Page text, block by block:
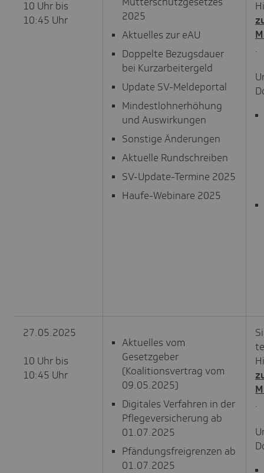
10 Uhr bis
10:45 Uhr
2025
Aktuelles zur eAU
Doppelte Bezugsdauer
bei Kurzarbeitergeld
Update SV-Meldeportal
Mindestlohnerhöhung
und Auswirkungen
Sonstige Änderungen
Aktuelle Rundschreiben
SV-Update-Termine 2025
Haufe-Webinare 2025
.
27.05.2025
10 Uhr bis
10:45 Uhr
Aktuelles vom
Gesetzgeber
(Koalitionsvertrag vom
09.05.2025)
Digitales Verfahren in der
Pflegeversicherung ab
01.07.2025
Pfändungsfreigrenzen ab
01.07.2025
.